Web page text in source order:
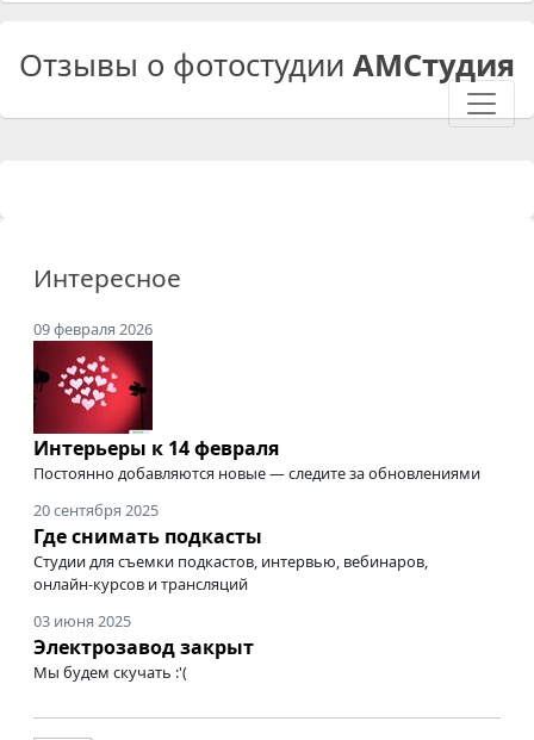
Отзывы о фотостудии АМСтудия
Интересное
09 февраля 2026
Интерьеры к 14 февраля
Постоянно добавляются новые — следите за обновлениями
20 сентября 2025
Где снимать подкасты
Студии для съемки подкастов, интервью, вебинаров,
онлайн-курсов и трансляций
03 июня 2025
Электрозавод закрыт
Мы будем скучать :'(